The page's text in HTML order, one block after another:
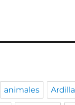
animales Ardilla